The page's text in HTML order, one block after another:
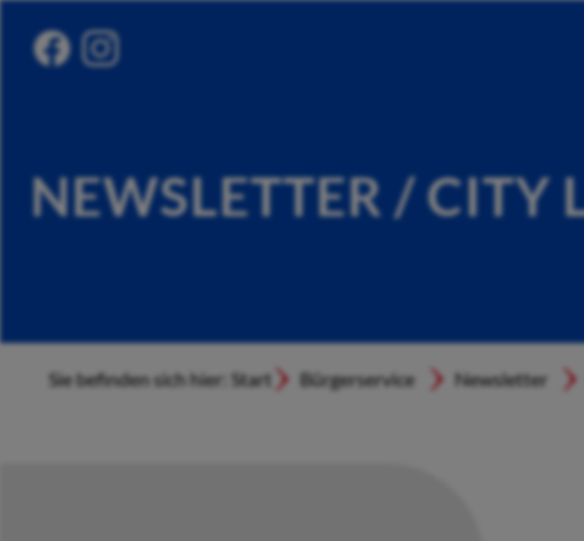
NEWSLETTER / CITY
Sie befinden sich hier: Start Bürgerservice Newsletter